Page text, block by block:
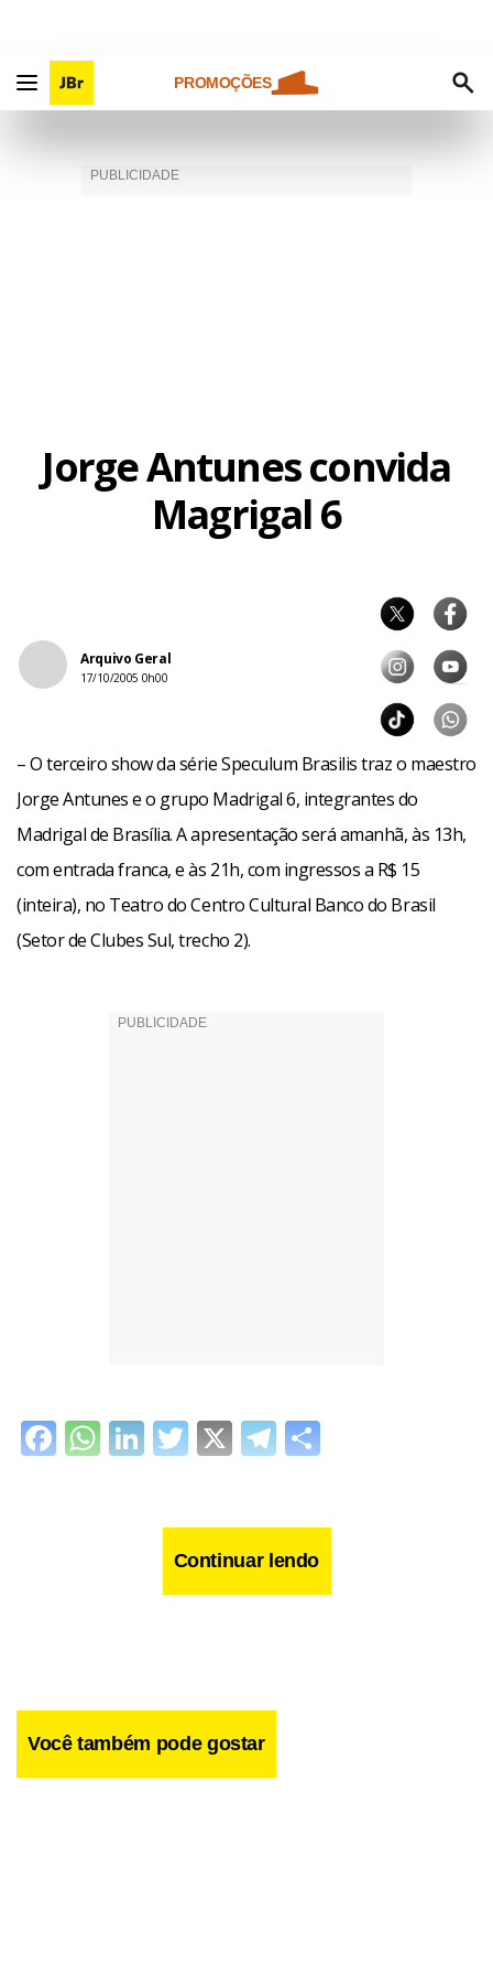
PROMOÇÕES
Jorge Antunes convida
Magrigal 6
Arquivo Geral
17/10/2005 0h00
– O terceiro show da série Speculum Brasilis traz o maestro
Jorge Antunes e o grupo Madrigal 6, integrantes do
Madrigal de Brasília. A apresentação será amanhã, às 13h,
com entrada franca, e às 21h, com ingressos a R$ 15
(inteira), no Teatro do Centro Cultural Banco do Brasil
(Setor de Clubes Sul, trecho 2).
Facebook
WhatsApp
LinkedIn
Twitter
X Telegram
Continuar lendo
Você também pode gostar